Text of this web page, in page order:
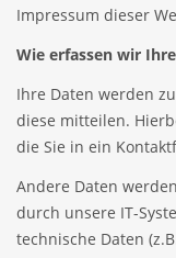
Impressum dieser
Wie erfassen wir
Ihre Daten werden
diese mitteilen.
die Sie in ein
Andere Daten
durch unsere IT-
technische Daten